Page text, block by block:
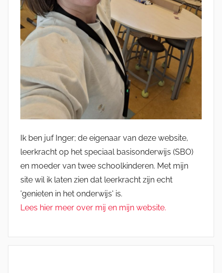
Ik ben juf Inger; de eigenaar van deze website,
leerkracht op het speciaal basisonderwijs (SBO)
en moeder van twee schoolkinderen. Met mijn
site wil ik laten zien dat leerkracht zijn echt
'genieten in het onderwijs' is.
Lees hier meer over mij en mijn website.